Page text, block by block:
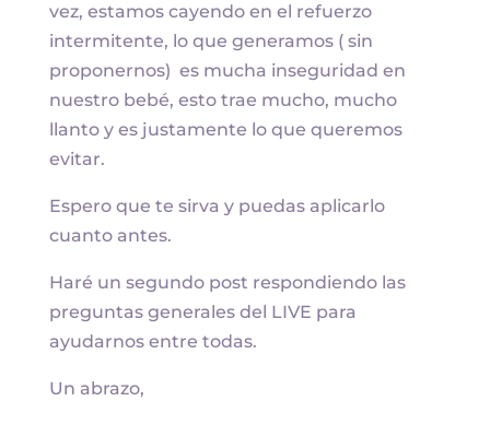
vez, estamos cayendo en el refuerzo
intermitente, lo que generamos ( sin
proponernos) es mucha inseguridad en
nuestro bebé, esto trae mucho, mucho
llanto y es justamente lo que queremos
evitar.
Espero que te sirva y puedas aplicarlo
cuanto antes.
Haré un segundo post respondiendo las
preguntas generales del LIVE para
ayudarnos entre todas.
Un abrazo,